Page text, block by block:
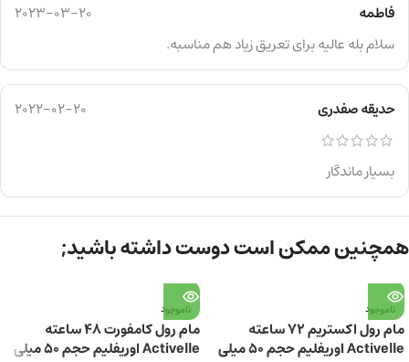
فاطمه
2023-03-20
سلام بله عالیه برای تعریق زیاد هم مناسبه.
حدیقه صفدری 2022-02-20
بسیار ماندگار
همچنین ممکن است دوست داشته باشید;
ناموجود
مام رول اکستریم 72 ساعته
Activelle اوریفلیم حجم ۵۰ میلی
ناموجود
مام رول کامفورت 48 ساعته
Activelle اوریفلیم حجم ۵۰ میلی